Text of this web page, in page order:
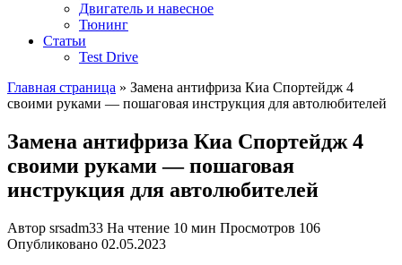
Двигатель и навесное
Тюнинг
Статьи
Test Drive
Главная страница » Замена антифриза Киа Спортейдж 4
своими руками — пошаговая инструкция для автолюбителей
Замена антифриза Киа Спортейдж 4
своими руками — пошаговая
инструкция для автолюбителей
Автор srsadm33 На чтение 10 мин Просмотров 106
Опубликовано 02.05.2023